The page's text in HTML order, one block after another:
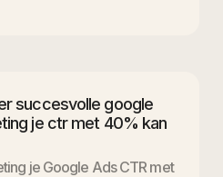
succesvolle google
je ctr met 40% kan
je Google Ads CTR met